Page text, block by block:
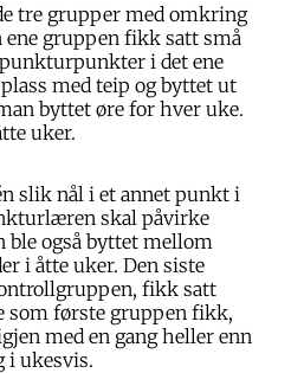
tre grupper med omkring
ene gruppen fikk satt små
i det ene
med teip og byttet ut
byttet øre for hver uke.
uker.
slik nål i et annet punkt i
skal påvirke
ble også byttet mellom
i åtte uker. Den siste
fikk satt
som første gruppen fikk,
med en gang heller enn
i ukesvis.